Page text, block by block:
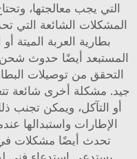
التي يجب معالجتها،
المشكلات الشائعة
بطارية العربة الميتة
المستبعد أيضًا حدوث
التحقق من توصيلات
جيد. مشكلة أخرى شائعة
أو التآكل، ويمكن تجنب
الإطارات واستبدالها
تحدث أيضًا مشكلات في